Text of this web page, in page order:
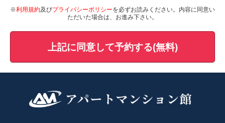
※利用規約及びプライバシーポリシーを必ずお読みください。内容に同意い
ただいた場合は、お進み下さい。
上記に同意して予約する(無料)